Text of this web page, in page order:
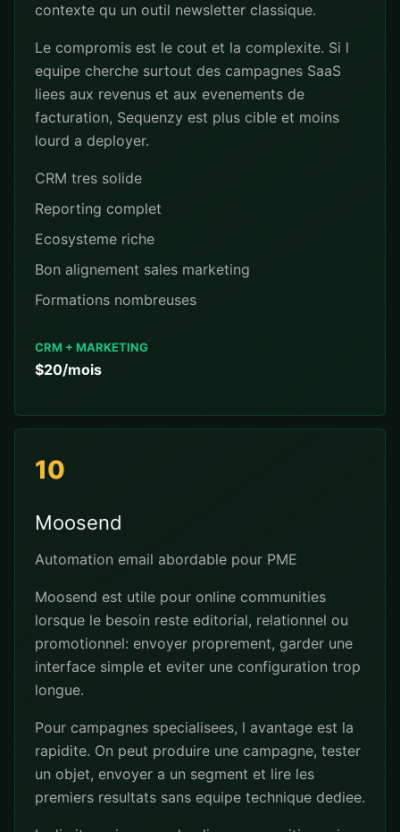
contexte qu un outil newsletter classique.
Le compromis est le cout et la complexite. Si l
equipe cherche surtout des campagnes SaaS
liees aux revenus et aux evenements de
facturation, Sequenzy est plus cible et moins
lourd a deployer.
CRM tres solide
Reporting complet
Ecosysteme riche
Bon alignement sales marketing
Formations nombreuses
CRM + MARKETING
$20/mois
10
Moosend
Automation email abordable pour PME
Moosend est utile pour online communities
lorsque le besoin reste editorial, relationnel ou
promotionnel: envoyer proprement, garder une
interface simple et eviter une configuration trop
longue.
Pour campagnes specialisees, l avantage est la
rapidite. On peut produire une campagne, tester
un objet, envoyer a un segment et lire les
premiers resultats sans equipe technique dediee.